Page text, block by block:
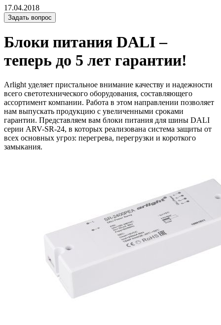
17.04.2018
Задать вопрос
Блоки питания DALI –
теперь до 5 лет гарантии!
Arlight уделяет пристальное внимание качеству и надежности
всего светотехнического оборудования, составляющего
ассортимент компании. Работа в этом направлении позволяет
нам выпускать продукцию с увеличенными сроками
гарантии. Представляем вам блоки питания для шины DALI
серии ARV-SR-24, в которых реализована система защиты от
всех основных угроз: перегрева, перегрузки и короткого
замыкания.